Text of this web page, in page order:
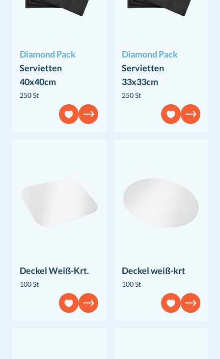
Diamond Pack
Servietten
40x40cm
250 St
Diamond Pack
Servietten
33x33cm
250 St
Deckel Weiß-Krt.
100 St
Deckel weiß-krt
100 St